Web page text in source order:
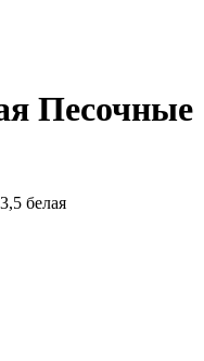
Песочные
белая